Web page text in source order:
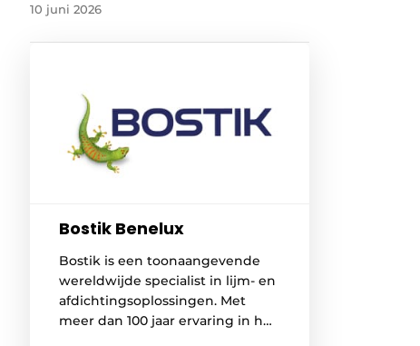
10 juni 2026
Bostik Benelux
Bostik is een toonaangevende
wereldwijde specialist in lijm- en
afdichtingsoplossingen. Met
meer dan 100 jaar ervaring in het